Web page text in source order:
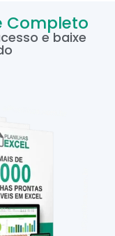
Completo
e baixe